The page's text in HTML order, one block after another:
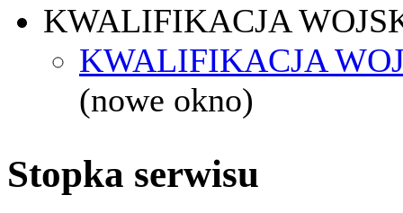
KWALIFIKACJA
KWALIFIKACJA
(nowe okno)
Stopka serwisu